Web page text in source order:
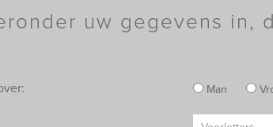
uw gegevens in,
Man